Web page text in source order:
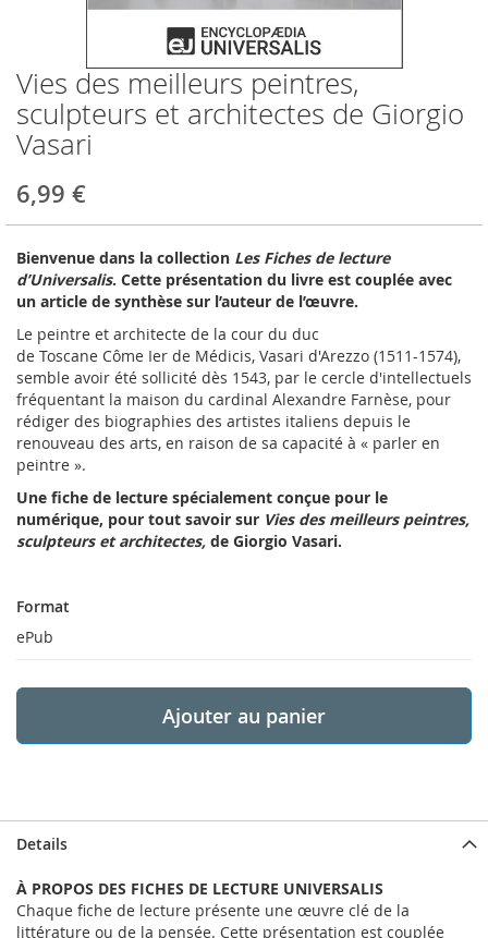
Skip
to
the
beginning
the
images
gallery
Vies des meilleurs peintres,
sculpteurs et architectes de Giorgio
Vasari
6,99 €
Bienvenue dans la collection Les Fiches de lecture
d’Universalis. Cette présentation du livre est couplée avec
un article de synthèse sur l’auteur de l’œuvre.
Le peintre et architecte de la cour du duc
de Toscane Côme Ier de Médicis, Vasari d'Arezzo (1511-1574),
semble avoir été sollicité dès 1543, par le cercle d'intellectuels
fréquentant la maison du cardinal Alexandre Farnèse, pour
rédiger des biographies des artistes italiens depuis le
renouveau des arts, en raison de sa capacité à « parler en
peintre ».
Une fiche de lecture spécialement conçue pour le
numérique, pour tout savoir sur Vies des meilleurs peintres,
sculpteurs et architectes, de Giorgio Vasari.
Format
ePub
Ajouter au panier
Details
À PROPOS DES FICHES DE LECTURE UNIVERSALIS
Chaque fiche de lecture présente une œuvre clé de la
littérature ou de la pensée. Cette présentation est couplée